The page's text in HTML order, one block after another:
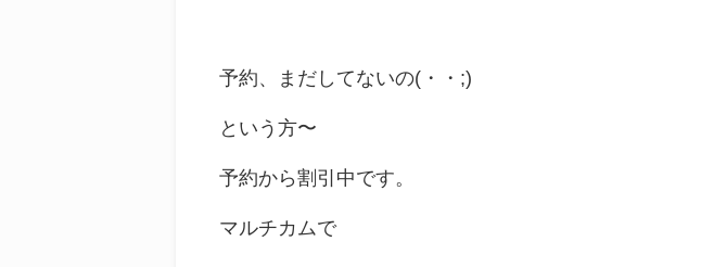
予約、まだしてないの(・・;)
という方〜
予約から割引中です。
マルチカムで